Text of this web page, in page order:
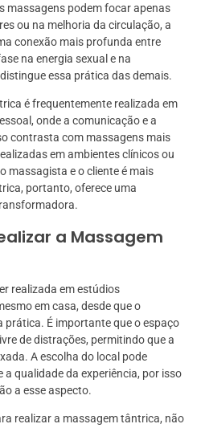
massagens podem focar apenas
ou na melhoria da circulação, a
conexão mais profunda entre
na energia sexual e na
essa prática das demais.
é frequentemente realizada em
onde a comunicação e a
contrasta com massagens mais
em ambientes clínicos ou
massagista e o cliente é mais
portanto, oferece uma
a Massagem
realizada em estúdios
em casa, desde que o
prática. É importante que o espaço
de distrações, permitindo que a
A escolha do local pode
qualidade da experiência, por isso
a esse aspecto.
realizar a massagem tântrica, não